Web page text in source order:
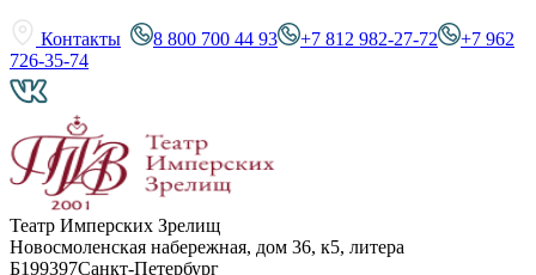
Контакты 8 800 700 44 93 +7 812 982-27-72
+7 962
726-35-74
Театр Имперских Зрелищ
Новосмоленская набережная, дом 36, к5, литера
Б199397Санкт-Петербург